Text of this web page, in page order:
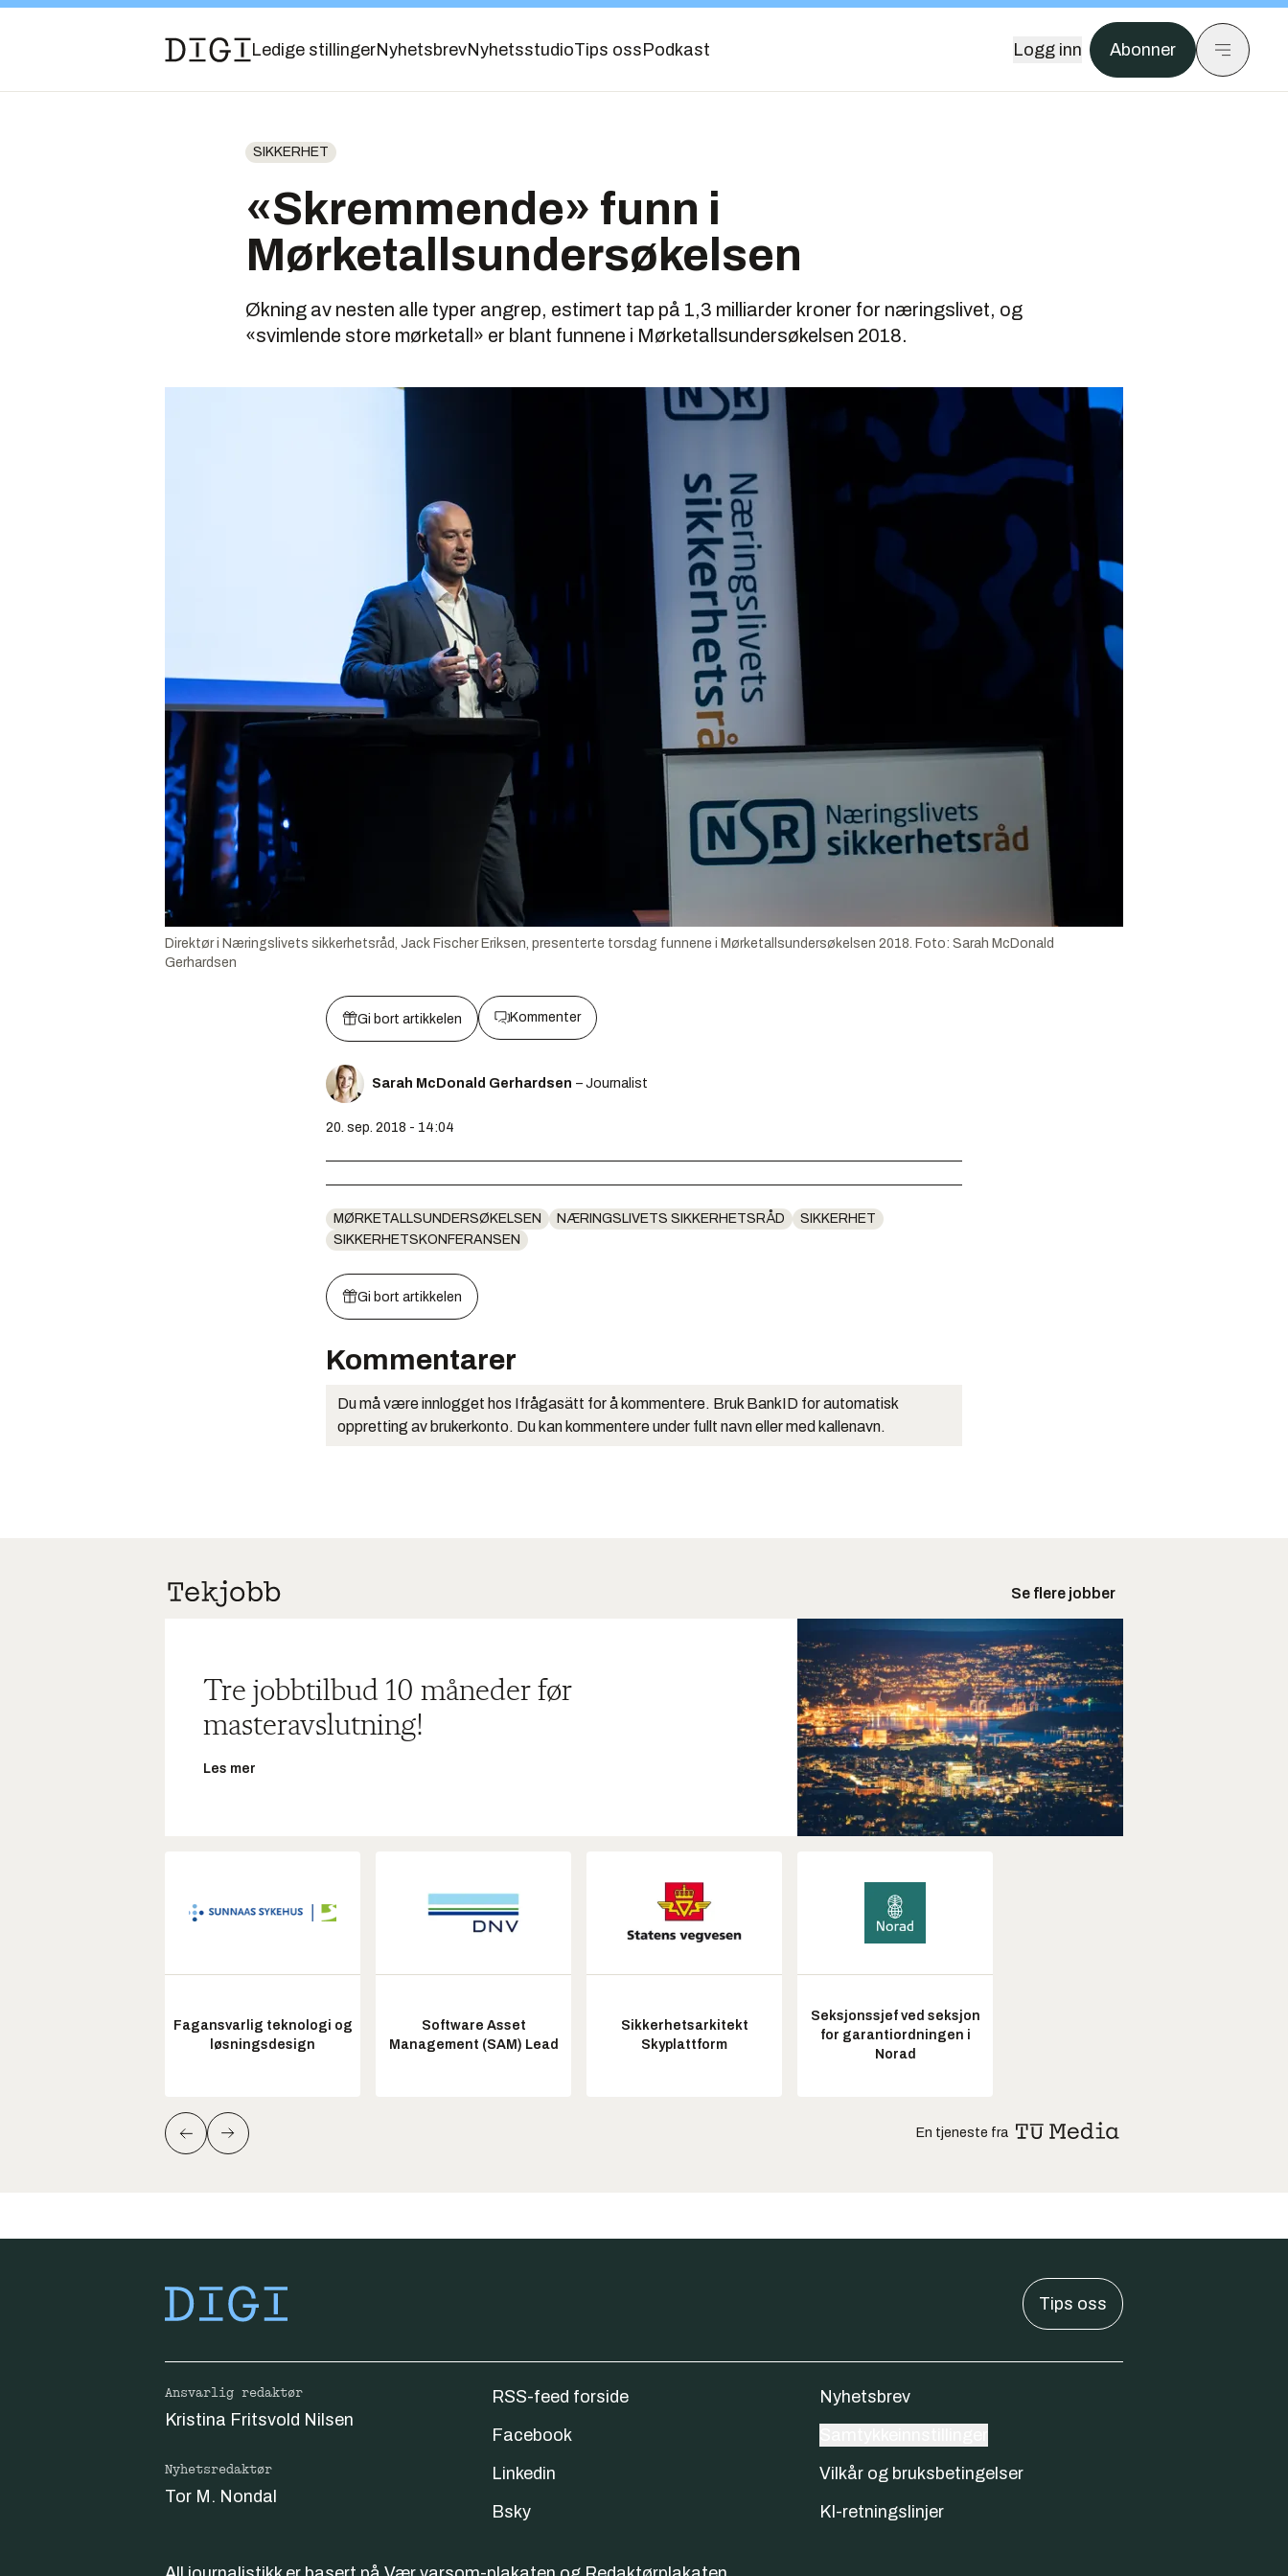
Ledige stillingerNyhetsbrevNyhetsstudioTips oss Podkast Logg inn Abonner
SIKKERHET
«Skremmende» funn i
Mørketallsundersøkelsen
Økning av nesten alle typer angrep, estimert tap på 1,3 milliarder kroner for næringslivet, og
«svimlende store mørketall» er blant funnene i Mørketallsundersøkelsen 2018.
Direktør i Næringslivets sikkerhetsråd, Jack Fischer Eriksen, presenterte torsdag funnene i Mørketallsundersøkelsen 2018. Foto: Sarah McDonald
Gerhardsen
Gi bort artikkelen Kommenter
Sarah McDonald Gerhardsen – Journalist
20. sep. 2018 - 14:04
MØRKETALLSUNDERSØKELSEN NÆRINGSLIVETS SIKKERHETSRÅD
SIKKERHET
SIKKERHETSKONFERANSEN
Gi bort artikkelen
Kommentarer
Du må være innlogget hos Ifrågasätt for å kommentere. Bruk BankID for automatisk
oppretting av brukerkonto. Du kan kommentere under fullt navn eller med kallenavn.
Se flere jobber
Tre jobbtilbud 10 måneder før
masteravslutning!
Les mer
Fagansvarlig teknologi og
løsningsdesign
Software Asset
Management (SAM) Lead
Sikkerhetsarkitekt
Skyplattform
Seksjonssjef ved seksjon
for garantiordningen i
Norad
En tjeneste fra
Tips oss
Ansvarlig redaktør
Kristina Fritsvold Nilsen
Nyhetsredaktør
Tor M. Nondal
RSS-feed forside
Facebook
Linkedin
Bsky
Nyhetsbrev
Vilkår og bruksbetingelser
KI-retningslinjer